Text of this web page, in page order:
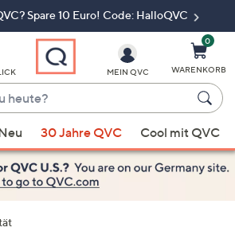
Spare 10 Euro! Code: HalloQVC
MEIN QVC
0
WARENKORB
30 Jahre QVC Cool mit QVC